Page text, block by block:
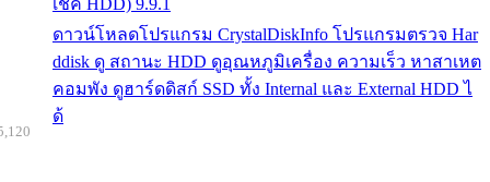
เช็ค HDD) 9.9.1
ดาวน์โหลดโปรแกรม CrystalDiskInfo โปรแกรมตรวจ Har
ddisk ดู สถานะ HDD ดูอุณหภูมิเครื่อง ความเร็ว หาสาเหต
คอมพัง ดูฮาร์ดดิสก์ SSD ทั้ง Internal และ External HDD ไ
ด้